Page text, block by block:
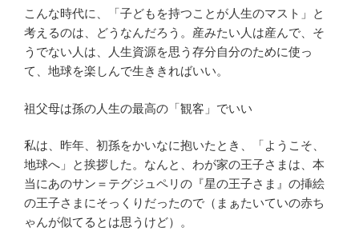
こんな時代に、「子どもを持つことが人生のマスト」と
考えるのは、どうなんだろう。産みたい人は産んで、そ
うでない人は、人生資源を思う存分自分のために使っ
て、地球を楽しんで生ききればいい。
祖父母は孫の人生の最高の「観客」でいい
私は、昨年、初孫をかいなに抱いたとき、「ようこそ、
地球へ」と挨拶した。なんと、わが家の王子さまは、本
当にあのサン＝テグジュペリの『星の王子さま』の挿絵
の王子さまにそっくりだったので（まぁたいていの赤ち
ゃんが似てるとは思うけど）。